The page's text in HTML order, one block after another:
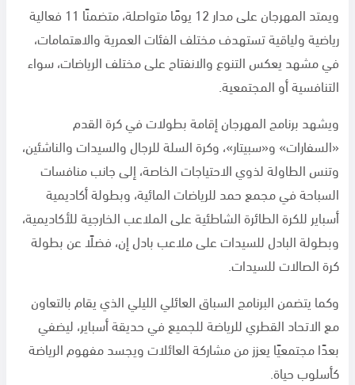
ويمتد المهرجان على مدار 12 يومًا متواصلة، متضمنًا 11 فعالية
رياضية ولياقية تستهدف مختلف الفئات العمرية والاهتمامات،
في مشهد يعكس التنوع والانفتاح على مختلف الرياضات، سواء
التنافسية أو المجتمعية.
ويشهد برنامج المهرجان إقامة بطولات في كرة القدم
«السفارات» و«سبيتار»، وكرة السلة للرجال والسيدات والناشئين،
وتنس الطاولة لذوي الاحتياجات الخاصة، إلى جانب منافسات
السباحة في مجمع حمد للرياضات المائية، وبطولة أكاديمية
أسباير للكرة الطائرة الشاطئية على الملاعب الخارجية للأكاديمية،
وبطولة البادل للسيدات على ملاعب بادل إن، فضلًا عن بطولة
كرة الصالات للسيدات.
وكما يتضمن البرنامج السباق العائلي الليلي الذي يقام بالتعاون
مع الاتحاد القطري للرياضة للجميع في حديقة أسباير، ليضفي
بعدًا مجتمعيًا يعزز من مشاركة العائلات ويجسد مفهوم الرياضة
كأسلوب حياة.